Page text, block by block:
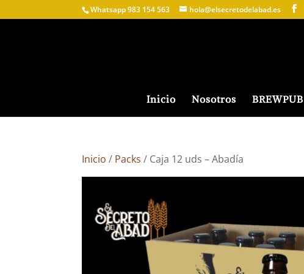
Whatsapp 983 154 563 hola@elsecretodelabad.es
Inicio Nosotros BREWPUB
Inicio / Packs / Caja 12 uds – Abadía